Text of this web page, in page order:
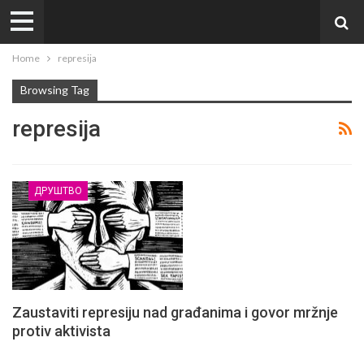
Home represija
Browsing Tag
represija
ДРУШТВО
Zaustaviti represiju nad građanima i govor mržnje
protiv aktivista